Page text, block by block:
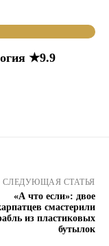
★9.9
СЛЕДУЮЩАЯ СТАТЬЯ
«А что если»: двое
смастерили
из пластиковых
бутылок